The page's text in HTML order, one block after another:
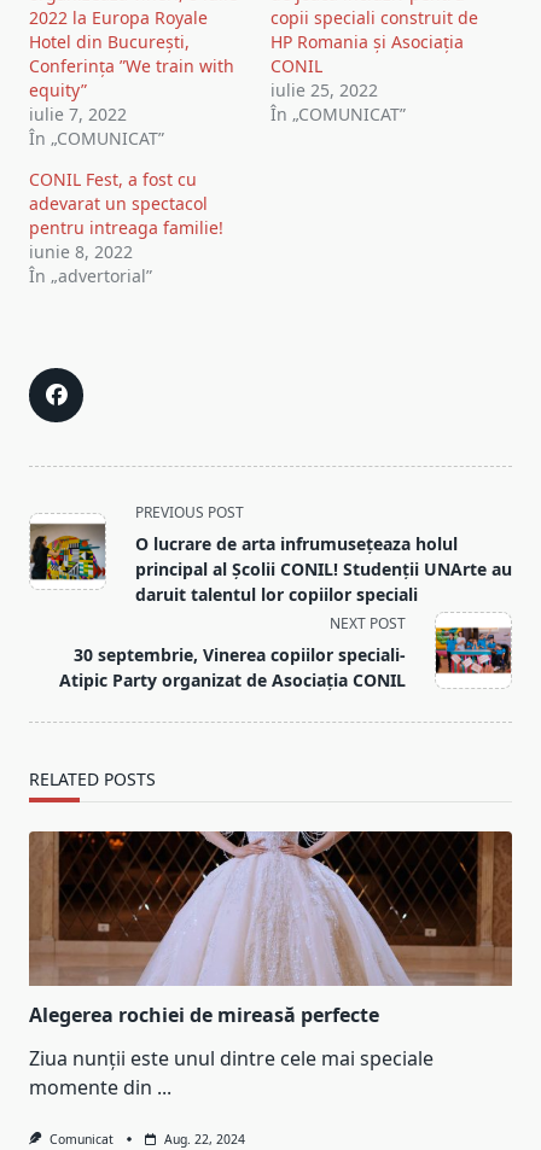
2022 la Europa Royale
Hotel din București,
Conferința ”We train with
equity”
iulie 7, 2022
În „COMUNICAT”
copii speciali construit de
HP Romania și Asociația
CONIL
iulie 25, 2022
În „COMUNICAT”
CONIL Fest, a fost cu
adevarat un spectacol
pentru intreaga familie!
iunie 8, 2022
În „advertorial”
<span
class="nav-
subtitle
screen-
text">Page</span>
PREVIOUS POST
O lucrare de arta infrumusețeaza holul
principal al Școlii CONIL! Studenții UNArte au
daruit talentul lor copiilor speciali
NEXT POST
30 septembrie, Vinerea copiilor speciali-
Atipic Party organizat de Asociația CONIL
RELATED POSTS
Alegerea rochiei de mireasă perfecte
Ziua nunții este unul dintre cele mai speciale
momente din ...
Comunicat Aug. 22, 2024